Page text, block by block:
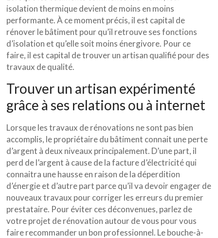
isolation thermique devient de moins en moins
performante. À ce moment précis, il est capital de
rénover le bâtiment pour qu’il retrouve ses fonctions
d’isolation et qu’elle soit moins énergivore. Pour ce
faire, il est capital de trouver un artisan qualifié pour des
travaux de qualité.
Trouver un artisan expérimenté
grâce à ses relations ou à internet
Lorsque les travaux de rénovations ne sont pas bien
accomplis, le propriétaire du bâtiment connait une perte
d’argent à deux niveaux principalement. D’une part, il
perd de l’argent à cause de la facture d’électricité qui
connaitra une hausse en raison de la déperdition
d’énergie et d’autre part parce qu’il va devoir engager de
nouveaux travaux pour corriger les erreurs du premier
prestataire. Pour éviter ces déconvenues, parlez de
votre projet de rénovation autour de vous pour vous
faire recommander un bon professionnel. Le bouche-à-